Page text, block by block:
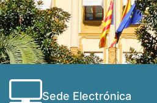
Sede Electrónica